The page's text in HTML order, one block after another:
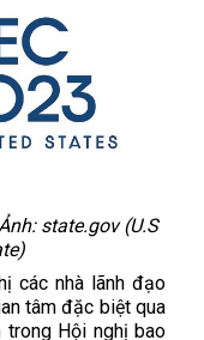
state.gov (U.S
các nhà lãnh đạo
tâm đặc biệt qua
trong Hội nghị bao